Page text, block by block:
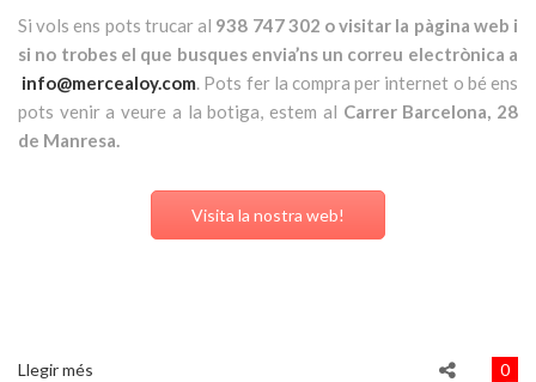
Si vols ens pots trucar al 938 747 302 o visitar la pàgina web i
si no trobes el que busques envia’ns un correu electrònica a
info@mercealoy.com. Pots fer la compra per internet o bé ens
pots venir a veure a la botiga, estem al Carrer Barcelona, 28
de Manresa.
Visita la nostra web!
Llegir més 0